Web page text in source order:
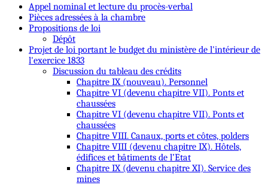
Appel nominal et lecture du procès-verbal
Pièces adressées à la chambre
Propositions de loi
Dépôt
Projet de loi portant le budget du ministère de l'intérieur de
l'exercice 1833
Discussion du tableau des crédits
Chapitre IX (nouveau). Personnel
Chapitre VI (devenu chapitre VII). Ponts et
chaussées
Chapitre VI (devenu chapitre VII). Ponts et
chaussées
Chapitre VIII. Canaux, ports et côtes, polders
Chapitre VIII (devenu chapitre IX). Hôtels,
édifices et bâtiments de l’Etat
Chapitre IX (devenu chapitre XI). Service des
mines